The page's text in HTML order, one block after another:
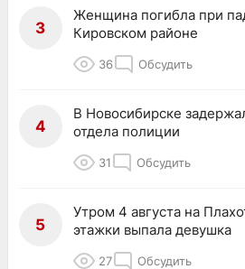
3
Женщина погибла при
Кировском районе
36 Обсудить
4
В Новосибирске
отдела полиции
31 Обсудить
5
Утром 4 августа на
этажки выпала девушка
27 Обсудить